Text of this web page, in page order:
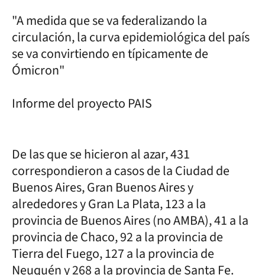
"A medida que se va federalizando la
circulación, la curva epidemiológica del país
se va convirtiendo en típicamente de
Ómicron"
Informe del proyecto PAIS
De las que se hicieron al azar, 431
correspondieron a casos de la Ciudad de
Buenos Aires, Gran Buenos Aires y
alrededores y Gran La Plata, 123 a la
provincia de Buenos Aires (no AMBA), 41 a la
provincia de Chaco, 92 a la provincia de
Tierra del Fuego, 127 a la provincia de
Neuquén y 268 a la provincia de Santa Fe.